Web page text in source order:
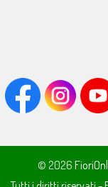
© 2026